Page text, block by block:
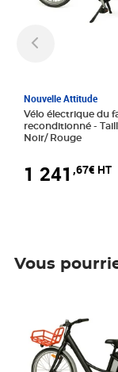
Nouvelle Attitude
Vélo électrique du
reconditionné - Taille normale -
Noir/ Rouge
1 241 ,67€ HT
Vous